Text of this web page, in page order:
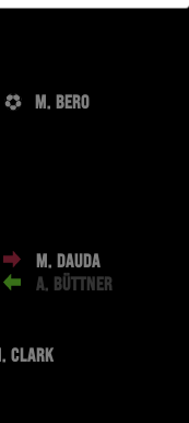
M. BERO
M. DAUDA
A. BÜTTNER
CLARK